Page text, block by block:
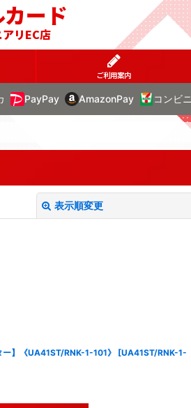
ード
リEC店
ご利用案内
PayPay AmazonPay コンビニ
表示順変更
絞り込む
】《UA41ST/RNK-1-101》 [UA41ST/RNK-1-